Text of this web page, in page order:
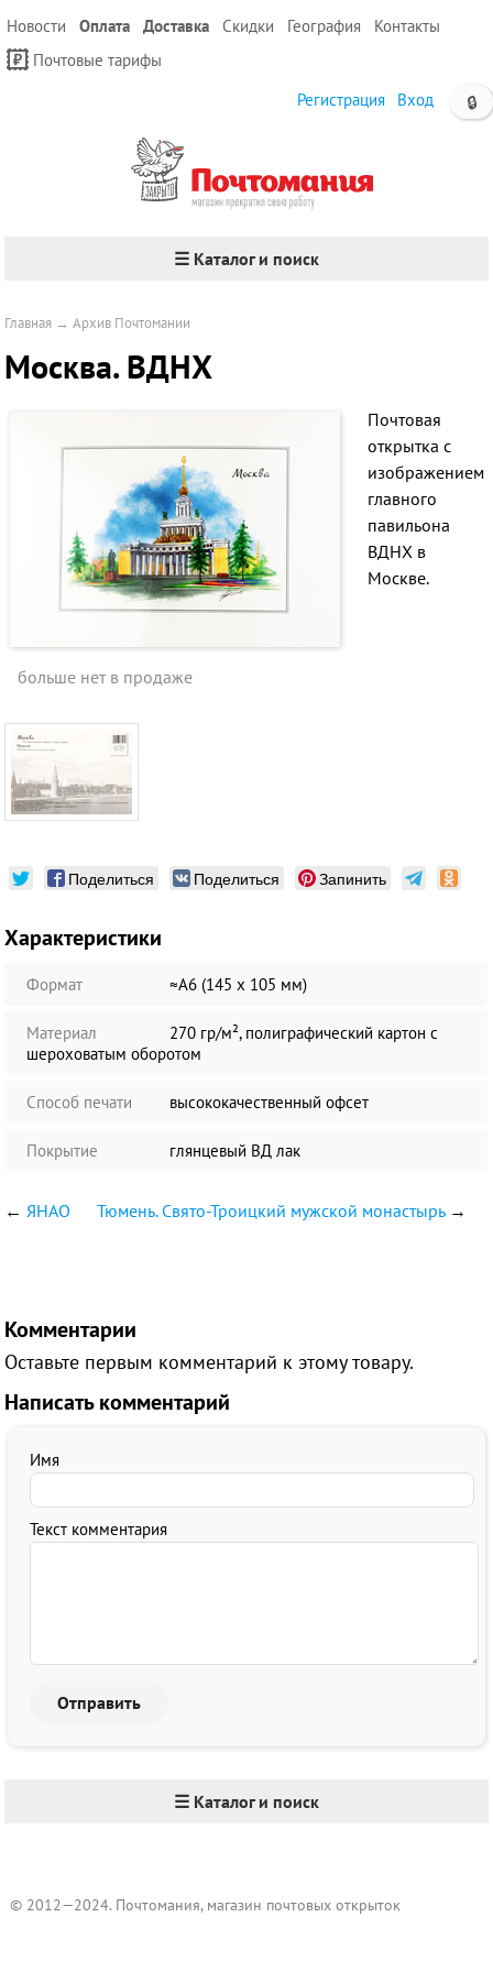
Новости Оплата Доставка Скидки География
Контакты
Почтовые тарифы
🔒
Регистрация Вход
☰ Каталог и поиск
Главная →Архив Почтомании
Москва. ВДНХ
Почтовая
открытка с
изображением
главного
павильона
ВДНХ в
Москве.
больше нет в продаже
Поделиться Поделиться Запинить
Характеристики
Формат ≈А6 (145 х 105 мм)
Материал
270 гр/м², полиграфический картон с
шероховатым оборотом
Способ печати высококачественный офсет
Покрытие глянцевый ВД лак
←ЯНАО Тюмень. Свято-Троицкий мужской монастырь→
Комментарии
Оставьте первым комментарий к этому товару.
Написать комментарий
Имя
Текст комментария
☰ Каталог и поиск
© 2012—2024. Почтомания, магазин почтовых открыток